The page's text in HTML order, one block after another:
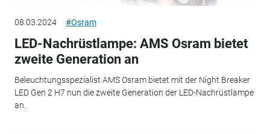
08.03.2024 #Osram
LED-Nachrüstlampe: AMS Osram bietet
zweite Generation an
Beleuchtungsspezialist AMS Osram bietet mit der Night Breaker
LED Gen 2 H7 nun die zweite Generation der LED-Nachrüstlampe
an.